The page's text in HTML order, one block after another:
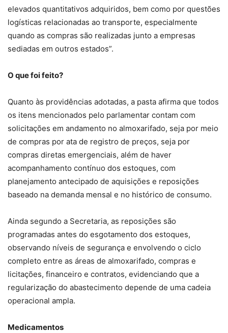
elevados quantitativos adquiridos, bem como por questões
logísticas relacionadas ao transporte, especialmente
quando as compras são realizadas junto a empresas
sediadas em outros estados”.
O que foi feito?
Quanto às providências adotadas, a pasta afirma que todos
os itens mencionados pelo parlamentar contam com
solicitações em andamento no almoxarifado, seja por meio
de compras por ata de registro de preços, seja por
compras diretas emergenciais, além de haver
acompanhamento contínuo dos estoques, com
planejamento antecipado de aquisições e reposições
baseado na demanda mensal e no histórico de consumo.
Ainda segundo a Secretaria, as reposições são
programadas antes do esgotamento dos estoques,
observando níveis de segurança e envolvendo o ciclo
completo entre as áreas de almoxarifado, compras e
licitações, financeiro e contratos, evidenciando que a
regularização do abastecimento depende de uma cadeia
operacional ampla.
Medicamentos